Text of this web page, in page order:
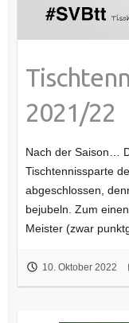
2021/22
Nach der Saison…
Tischtennissparte
abgeschlossen,
bejubeln. Zum
Meister (zwar
10. Oktober 2022